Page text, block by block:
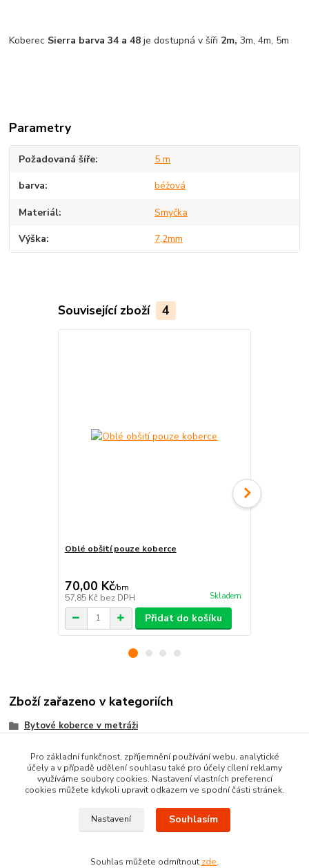
Koberec Sierra barva 34 a 48 je dostupná v šíři 2m, 3m, 4m, 5m
Parametry
Požadovaná šíře 5 m
barva béžová
Materiál Smyčka
Výška 7,2mm
Související zboží 4
Oblé obšití pouze koberce
70,00 Kč/bm
57,85 Kč bez DPH Skladem
Přidat do košíku
Zboží zařazeno v kategoriích
Bytové koberce v metráži
SMYČKOVÉ koberce metráž
Pro základní funkčnost, zpříjemnění používání webu, analytické
účely a v případě udělení souhlasu také pro účely cílení reklamy
využíváme soubory cookies. Nastavení vlastních preferencí
cookies můžete kdykoli upravit odkazem ve spodní části stránek.
Nastavení Souhlasím
Souhlas můžete odmítnout zde.